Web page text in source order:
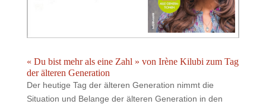
« Du bist mehr als eine Zahl » von Irène Kilubi zum Tag
der älteren Generation
Der heutige Tag der älteren Generation nimmt die
Situation und Belange der älteren Generation in den